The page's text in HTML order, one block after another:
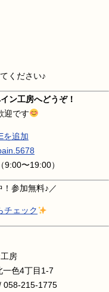
ください♪
ン工房へどうぞ！
迎です
を追加
9:00〜19:00）
参加無料♪／
チェック
房
一色4丁目1-7
058-215-1775